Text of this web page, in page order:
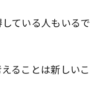
ている人もいるで
ることは新しいこ